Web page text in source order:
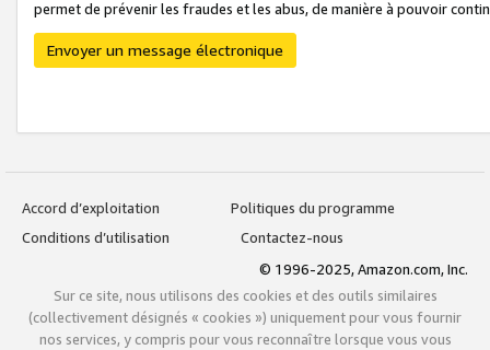
permet de prévenir les fraudes et les abus, de manière à pouvoir
Envoyer un message électronique
Accord d’exploitation
Politiques du programme
Conditions d’utilisation
Contactez-nous
© 1996-2025, Amazon.com, Inc.
Sur ce site, nous utilisons des cookies et des outils similaires
(collectivement désignés « cookies ») uniquement pour vous fournir
nos services, y compris pour vous reconnaître lorsque vous vous